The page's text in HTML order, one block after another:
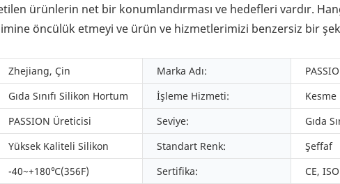
ürünlerin net bir konumlandırması ve hedefleri vardır.
öncülük etmeyi ve ürün ve hizmetlerimizi benzersiz bir
Zhejiang, Çin Marka Adı:
Gıda Sınıfı Silikon Hortum İşleme Hizmeti:
Kesme
PASSION Üreticisi Seviye:
Gıda
Yüksek Kaliteli Silikon Standart Renk:
Şeffaf
-40~+180℃(356F) Sertifika:
CE,